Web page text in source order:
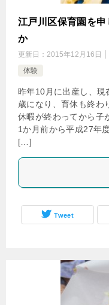
江戸川区保育園を
か
更新日： 2015年12月16日
体験
昨年10月に出産し、現
歳になり、育休も終わ
休暇が終わってから子
1か月前から平成27年
[…]
Tweet